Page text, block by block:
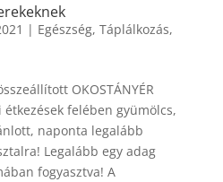
| Egészség, Táplálkozás,
OKOSTÁNYÉR
felében gyümölcs,
naponta legalább
Legalább egy adag
fogyasztva! A